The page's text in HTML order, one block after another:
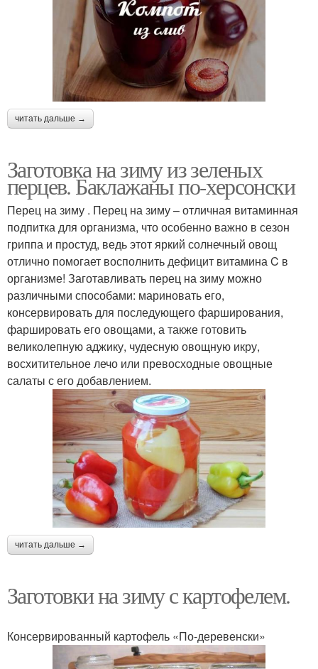
читать дальше →
Заготовка на зиму из зеленых
перцев. Баклажаны по-херсонски
Перец на зиму . Перец на зиму – отличная витаминная
подпитка для организма, что особенно важно в сезон
гриппа и простуд, ведь этот яркий солнечный овощ
отлично помогает восполнить дефицит витамина C в
организме! Заготавливать перец на зиму можно
различными способами: мариновать его,
консервировать для последующего фарширования,
фаршировать его овощами, а также готовить
великолепную аджику, чудесную овощную икру,
восхитительное лечо или превосходные овощные
салаты с его добавлением.
читать дальше →
Заготовки на зиму с картофелем.
Консервированный картофель «По-деревенски»